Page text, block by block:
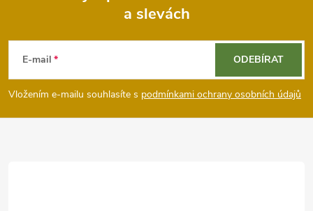
p
a
a slevách
E-mail
Vložením e-mailu souhlasíte s podmínkami ochrany osobních údajů
ODEBÍRAT